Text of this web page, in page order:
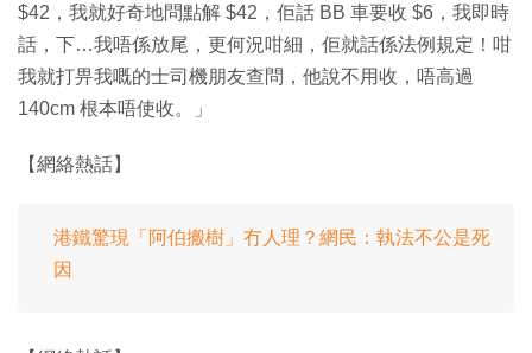
$42，我就好奇地問點解 $42，佢話 BB 車要收 $6，我即時
話，下…我唔係放尾，更何況咁細，佢就話係法例規定！咁
我就打畀我嘅的士司機朋友查問，他說不用收，唔高過
140cm 根本唔使收。」
【網絡熱話】
港鐵驚現「阿伯搬樹」冇人理？網民：執法不公是死
因